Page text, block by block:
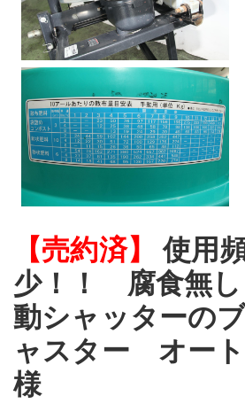
【売約済】
使用
少！！ 腐食無
動シャッターの
ャスター オー
様